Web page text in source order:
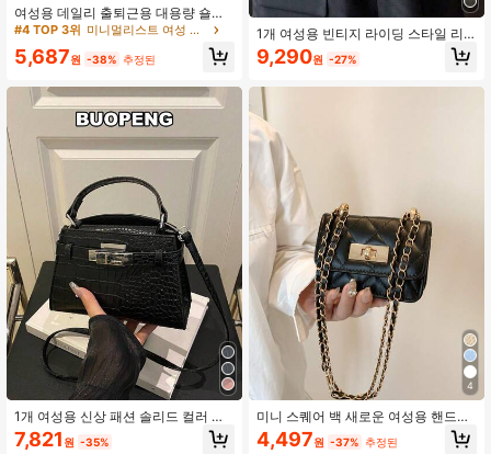
여성용 데일리 출퇴근용 대용량 숄더
토트백
#4 TOP 3위 미니멀리스트 여성 토트백
5,687원 -38% 추정된
1개 여성용 신상 패션 솔리드 컬러 우
아한 악어 질감 숄더백, 스트랩 및 금
속 버클 장식, 캐주얼 스퀘어 백, 다용
7,821 원 -35%
1개 여성용 빈티지 라이딩 스타일 리
벳 조절 가능한 숄더 스트랩 크로스바
디 백, 대용량 부드러운 그라데이션 컬
티, 쇼핑, 지갑 수납에 적합, 젊은 여성,
대학생, 신입 화이트칼라, 사무직원에
게 적합. 사무실, 캠퍼스, 직장, 비즈니
스, 통근, 야외 활동, 여행 및 외출에 완
벽합니다
9,290원 -27%
4
미니 스퀘어 백 새로운 여성용 핸드백,
퀼팅 다이아몬드 패턴 고품질 숄더백,
우븐 체인 플랩 커버 작은 가방, 립스
4,497원 -37% 추정된